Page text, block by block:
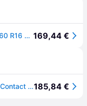
Continental AllSeasonContact 2 ( 215/60 R16 99V XL EVc ) 169,44 €
Yleisrenkaat CONTINENTAL AllSeasonContact 2 215/60R16 99V XL185,84 €